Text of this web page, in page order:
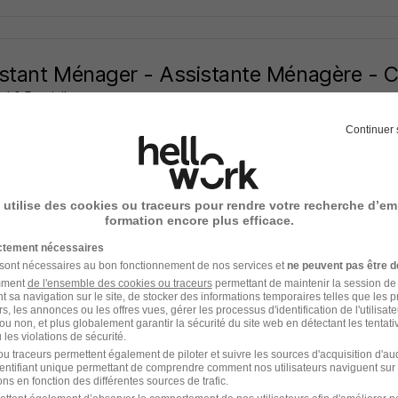
Ménager - Assistante Ménagère -
& Domicile Super recruteur
Temps partiel
Ménager - Aide Ménagère - Chantepie
& Domicile Super recruteur
- 35 CDI Temps partiel
jours
Continuer
utilise des cookies ou traceurs pour rendre votre recherche
formation encore plus efficace.
nécessaires
nécessaires au bon fonctionnement de nos services et ne peuvent pas être
de l'ensemble des cookies ou traceurspermettant de maintenir la session
sa navigation sur le site, de stocker des informations temporaires telles que les
les annonces ou les offres vues, gérer les processus d'identification de
non, et plus globalement garantir la sécurité du site web en détectant les
violations de sécurité.
traceurs permettent également de piloter et suivre les sources d'acquisition
unique permettant de comprendre comment nos utilisateurs naviguent sur
en fonction des différentes sources de trafic.